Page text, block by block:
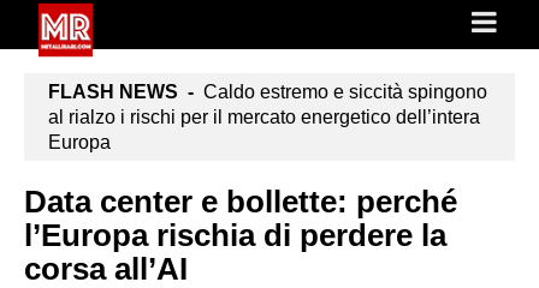
FLASH NEWS - Caldo estremo e siccità spingono
al rialzo i rischi per il mercato energetico dell’intera
Europa
Data center e bollette: perché
l’Europa rischia di perdere la
corsa all’AI